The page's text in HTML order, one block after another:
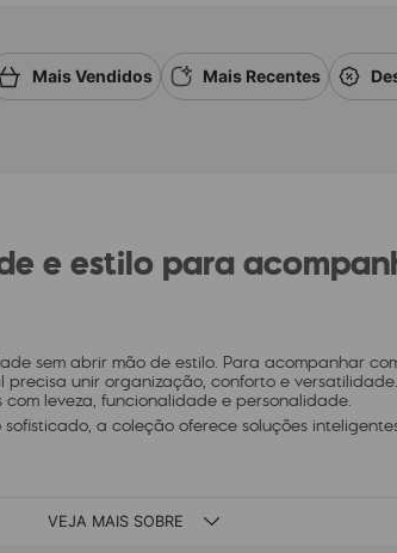
Mais Vendidos Mais Recentes
e estilo para
sem abrir mão de estilo. Para acompanhar
unir organização, conforto e
leveza, funcionalidade e personalidade.
a coleção oferece soluções
VEJA MAIS SOBRE